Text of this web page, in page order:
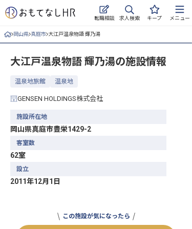
転職相談 求人検索 キープ メニュー
ログイン
求人・施設を探す
キープした求人
おもてなしHRについて
よくある質問
岡山県 真庭市 大江戸温泉物語 輝乃湯
大江戸温泉物語 輝乃湯の施設情報
温泉地旅館 温泉地
GENSEN HOLDINGS株式会社
施設所在地
岡山県真庭市豊栄1429-2
客室数
62室
設立
2011年12月1日
この施設が気になったら